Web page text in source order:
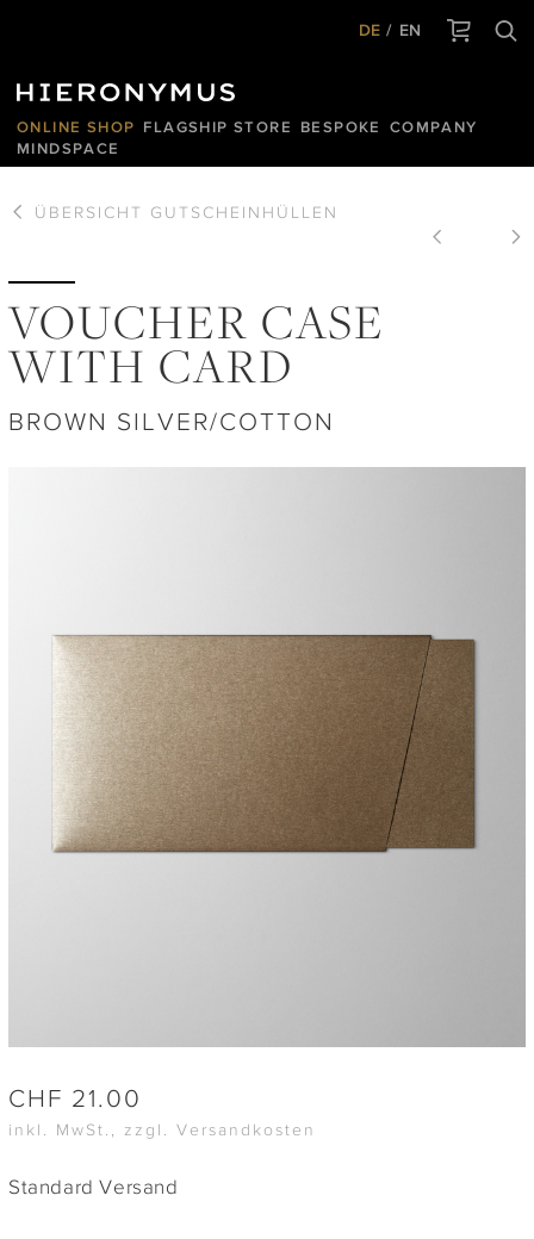
DE EN
ONLINE SHOP FLAGSHIP STORE BESPOKE
COMPANY
MINDSPACE
ÜBERSICHT GUTSCHEINHÜLLEN
VOUCHER CASE
WITH CARD
BROWN SILVER/COTTON
CHF 21.00
inkl. MwSt., zzgl. Versandkosten
Standard Versand